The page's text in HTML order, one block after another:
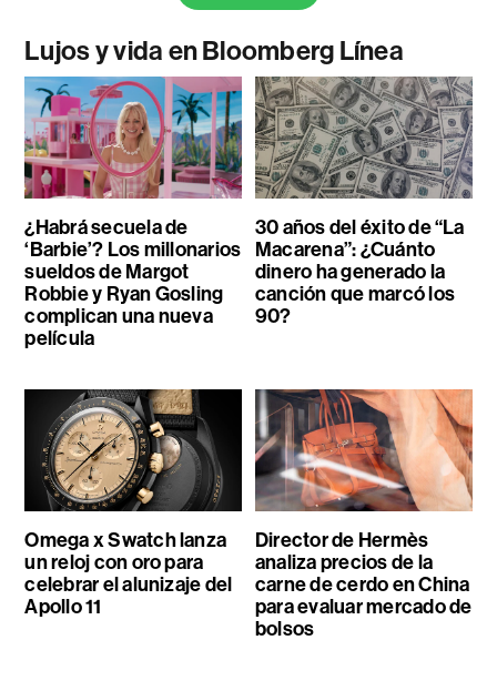
Lujos y vida en Bloomberg Línea
¿Habrá secuela de
‘Barbie’? Los millonarios
sueldos de Margot
Robbie y Ryan Gosling
complican una nueva
película
30 años del éxito de “La
Macarena”: ¿Cuánto
dinero ha generado la
canción que marcó los
90?
Omega x Swatch lanza
un reloj con oro para
celebrar el alunizaje del
Apollo 11
Director de Hermès
analiza precios de la
carne de cerdo en China
para evaluar mercado de
bolsos